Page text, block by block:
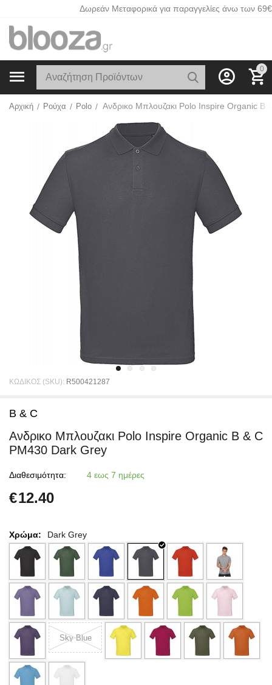
Δωρεάν Μεταφορικά για παραγγελίες άνω των 69€
0
Αρχική / Ρούχα / Polo /
ΚΩΔΙΚΟΣ (SKU): R500421287
B & C
Ανδρικο Μπλουζακι Polο Inspire Organic B & C
PM430 Dark Grey
Διαθεσιμότητα: 4 εως 7 ημέρες
€12.40
Χρώμα: Dark Grey
Sky Blue